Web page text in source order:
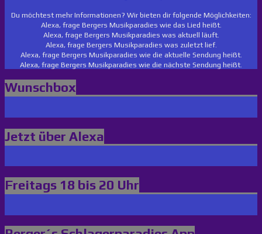
Du möchtest mehr Informationen? Wir bieten dir folgende Möglichkeiten:
Alexa, frage Bergers Musikparadies wie das Lied heißt.
Alexa, frage Bergers Musikparadies was aktuell läuft.
Alexa, frage Bergers Musikparadies was zuletzt lief.
Alexa, frage Bergers Musikparadies wie die aktuelle Sendung heißt.
Alexa, frage Bergers Musikparadies wie die nächste Sendung heißt.
Wunschbox
Jetzt über Alexa
Freitags 18 bis 20 Uhr